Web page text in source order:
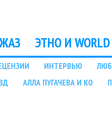
ЭТНО И WORLD
ИНТЕРВЬЮ
АЛЛА ПУГАЧЕВА И КО